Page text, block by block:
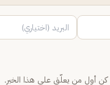
كن أول من يعلّق على هذا الخبر.